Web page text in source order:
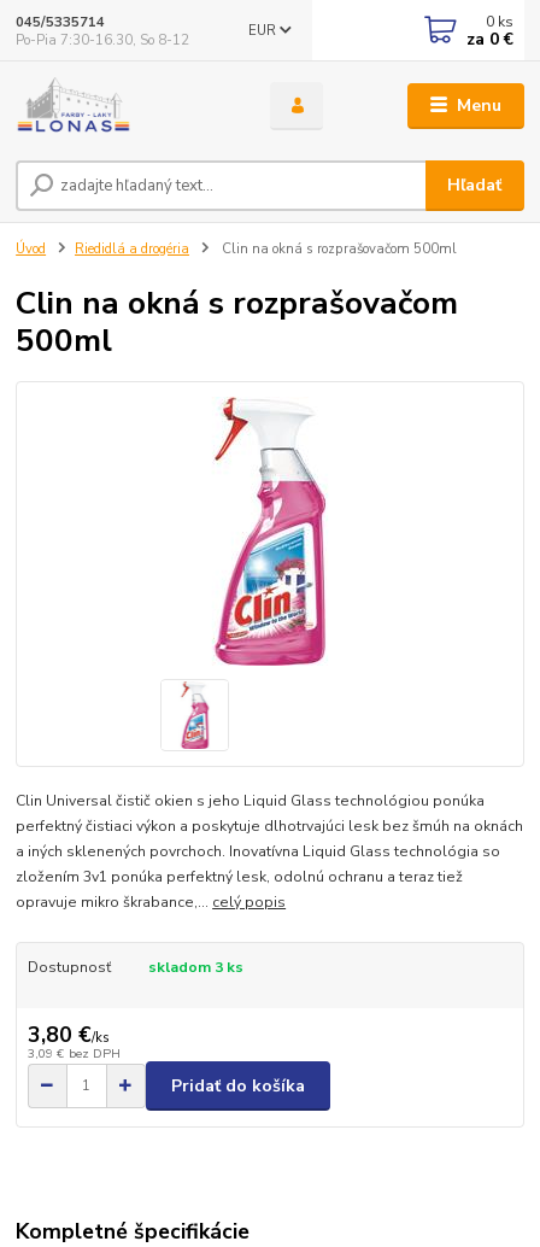
Menu
EUR
Hľadať
045/5335714
Po-Pia 7:30-16.30, So 8-12
0 ks
za 0 €
Úvod Riedidlá a drogéria Clin na okná s rozprašovačom 500ml
Clin na okná s rozprašovačom
500ml
Clin Universal čistič okien s jeho Liquid Glass technológiou ponúka
perfektný čistiaci výkon a poskytuje dlhotrvajúci lesk bez šmúh na oknách
a iných sklenených povrchoch. Inovatívna Liquid Glass technológia so
zložením 3v1 ponúka perfektný lesk, odolnú ochranu a teraz tiež
opravuje mikro škrabance,... celý popis
Dostupnosť skladom 3 ks
3,80 €/ks
3,09 € bez DPH
Pridať do košíka
Kompletné špecifikácie